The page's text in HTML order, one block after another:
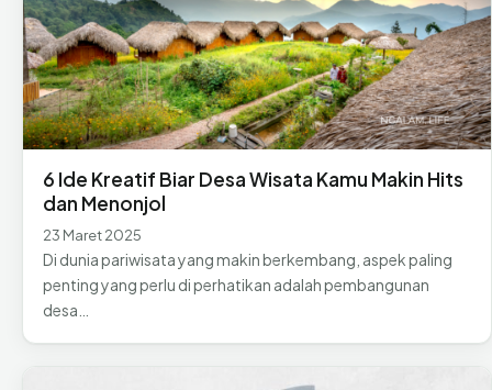
6 Ide Kreatif Biar Desa Wisata Kamu Makin Hits
dan Menonjol
23 Maret 2025
Di dunia pariwisata yang makin berkembang, aspek paling
penting yang perlu di perhatikan adalah pembangunan
desa…